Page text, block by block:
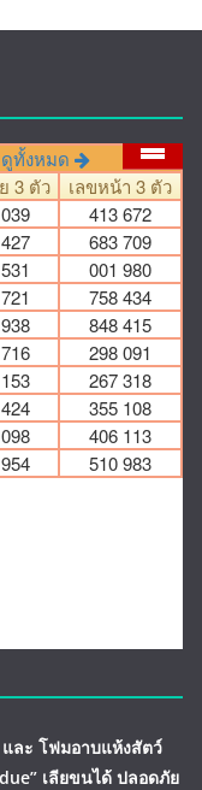
และ โฟมอาบแห้งสัตว์
เลียขนได้ ปลอดภัย